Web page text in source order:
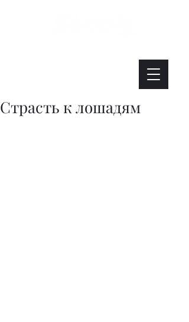
Страсть к лошадям